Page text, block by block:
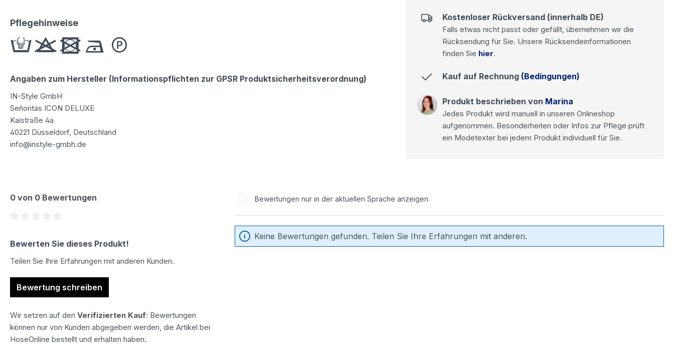
Pflegehinweise
Angaben zum Hersteller (Informationspflichten zur GPSR Produktsicherheitsverordnung)
IN-Style GmbH
Señoritas ICON DELUXE
Kaistraße 4a
40221 Düsseldorf, Deutschland
info@instyle-gmbh.de
Kostenloser Rückversand (innerhalb DE)
Falls etwas nicht passt oder gefällt, übernehmen wir die
Rücksendung für Sie. Unsere Rücksendeinformationen
finden Sie hier.
Kauf auf Rechnung (Bedingungen)
Produkt beschrieben von Marina
Jedes Produkt wird manuell in unseren Onlineshop
aufgenommen. Besonderheiten oder Infos zur Pflege prüft
ein Modetexter bei jedem Produkt individuell für Sie.
0 von 0 Bewertungen
Bewerten Sie dieses Produkt!
Teilen Sie Ihre Erfahrungen mit anderen Kunden.
Bewertung schreiben
Wir setzen auf den Verifizierten Kauf: Bewertungen
können nur von Kunden abgegeben werden, die Artikel bei
HoseOnline bestellt und erhalten haben.
Bewertungen nur in der aktuellen Sprache anzeigen.
Keine Bewertungen gefunden. Teilen Sie Ihre Erfahrungen mit anderen.